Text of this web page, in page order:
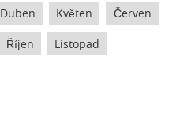
Duben Květen Červen
Říjen Listopad